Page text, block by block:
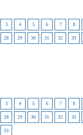
3 4 5 6 7 8
28 29 30 31 32 33
3 4 5 6 7 8
28 29 30 31 32 33
53